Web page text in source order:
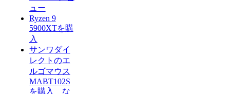
ュー
Ryzen 9
5900XTを購
入
サンワダイ
レクトのエ
ルゴマウス
MABT102S
を購入 な